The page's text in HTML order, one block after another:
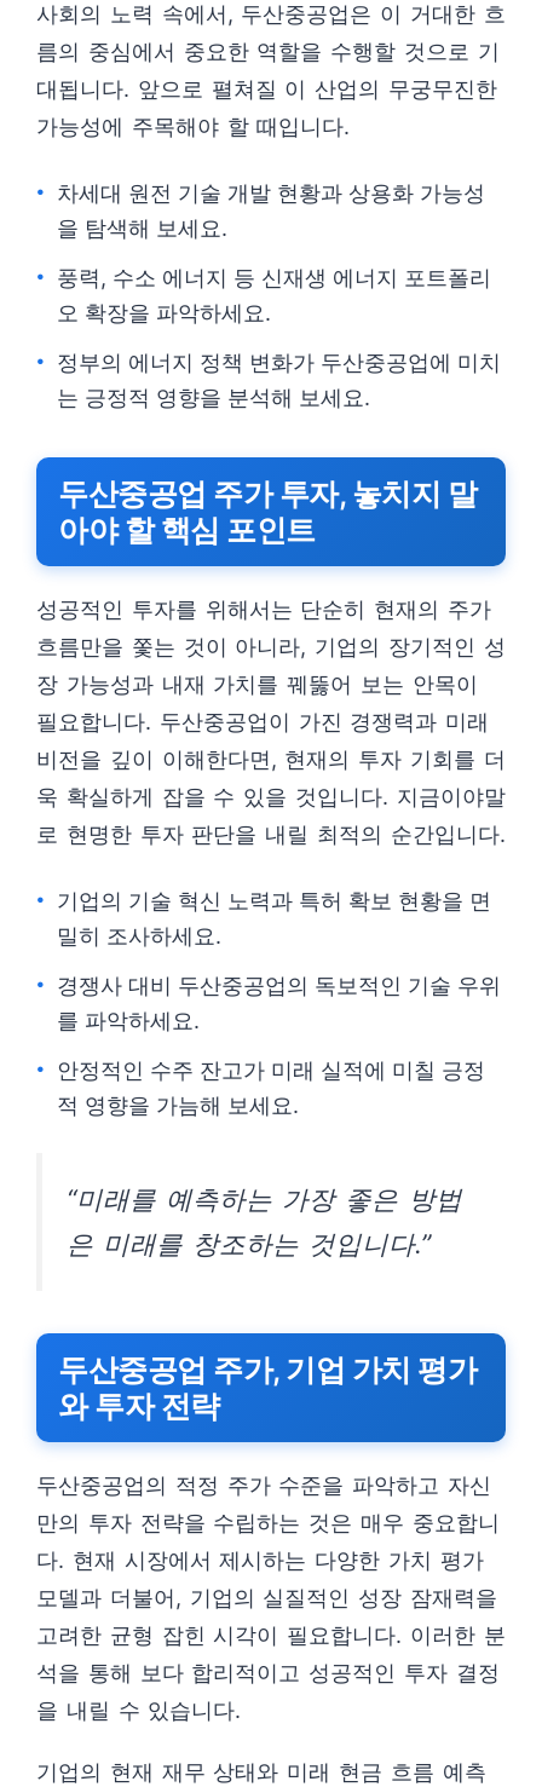
사회의 노력 속에서, 두산중공업은 이 거대한 흐
름의 중심에서 중요한 역할을 수행할 것으로 기
대됩니다. 앞으로 펼쳐질 이 산업의 무궁무진한
가능성에 주목해야 할 때입니다.
차세대 원전 기술 개발 현황과 상용화 가능성
을 탐색해 보세요.
풍력, 수소 에너지 등 신재생 에너지 포트폴리
오 확장을 파악하세요.
정부의 에너지 정책 변화가 두산중공업에 미치
는 긍정적 영향을 분석해 보세요.
두산중공업 주가 투자, 놓치지 말
아야 할 핵심 포인트
성공적인 투자를 위해서는 단순히 현재의 주가
흐름만을 쫓는 것이 아니라, 기업의 장기적인 성
장 가능성과 내재 가치를 꿰뚫어 보는 안목이
필요합니다. 두산중공업이 가진 경쟁력과 미래
비전을 깊이 이해한다면, 현재의 투자 기회를 더
욱 확실하게 잡을 수 있을 것입니다. 지금이야말
로 현명한 투자 판단을 내릴 최적의 순간입니다.
기업의 기술 혁신 노력과 특허 확보 현황을 면
밀히 조사하세요.
경쟁사 대비 두산중공업의 독보적인 기술 우위
를 파악하세요.
안정적인 수주 잔고가 미래 실적에 미칠 긍정
적 영향을 가늠해 보세요.
“미래를 예측하는 가장 좋은 방법
은 미래를 창조하는 것입니다.”
두산중공업 주가, 기업 가치 평가
와 투자 전략
두산중공업의 적정 주가 수준을 파악하고 자신
만의 투자 전략을 수립하는 것은 매우 중요합니
다. 현재 시장에서 제시하는 다양한 가치 평가
모델과 더불어, 기업의 실질적인 성장 잠재력을
고려한 균형 잡힌 시각이 필요합니다. 이러한 분
석을 통해 보다 합리적이고 성공적인 투자 결정
을 내릴 수 있습니다.
기업의 현재 재무 상태와 미래 현금 흐름 예측